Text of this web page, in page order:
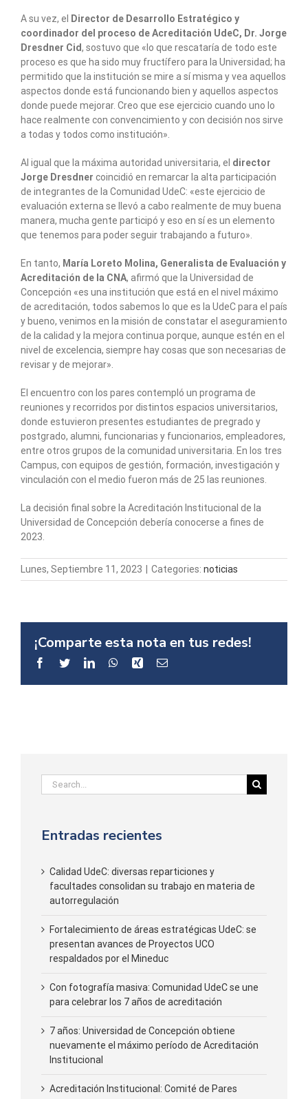
A su vez, el
Director de Desarrollo Estratégico y
coordinador del proceso de Acreditación UdeC, Dr. Jorge
Dresdner Cid, sostuvo que «lo que rescataría de todo este
proceso es que ha sido muy fructífero para la Universidad; ha
permitido que la institución se mire a sí misma y vea aquellos
aspectos donde está funcionando bien y aquellos aspectos
donde puede mejorar. Creo que ese ejercicio cuando uno lo
hace realmente con convencimiento y con decisión nos sirve
a todas y todos como institución».
Al igual que la máxima autoridad universitaria, el director
Jorge Dresdner coincidió en remarcar la alta participación
de integrantes de la Comunidad UdeC: «este ejercicio de
evaluación externa se llevó a cabo realmente de muy buena
manera, mucha gente participó y eso en sí es un elemento
que tenemos para poder seguir trabajando a futuro».
En tanto, María Loreto Molina, Generalista de Evaluación y
Acreditación de la CNA, afirmó que la Universidad de
Concepción «es una institución que está en el nivel máximo
de acreditación, todos sabemos lo que es la UdeC para el país
y bueno, venimos en la misión de constatar el aseguramiento
de la calidad y la mejora continua porque, aunque estén en el
nivel de excelencia, siempre hay cosas que son necesarias de
revisar y de mejorar».
El encuentro con los pares contempló un programa de
reuniones y recorridos por distintos espacios universitarios,
donde estuvieron presentes estudiantes de pregrado y
postgrado, alumni, funcionarias y funcionarios, empleadores,
entre otros grupos de la comunidad universitaria. En los tres
Campus, con equipos de gestión, formación, investigación y
vinculación con el medio fueron más de 25 las reuniones.
La decisión final sobre la Acreditación Institucional de la
Universidad de Concepción debería conocerse a fines de
2023.
Lunes, Septiembre 11, 2023 Categories: noticias
¡Comparte esta nota en tus redes!
Facebook
TwitterLinkedInWhatsApp
Xing Email
Search
for:
Entradas recientes
Calidad UdeC: diversas reparticiones y
facultades consolidan su trabajo en materia de
autorregulación
Fortalecimiento de áreas estratégicas UdeC: se
presentan avances de Proyectos UCO
respaldados por el Mineduc
Con fotografía masiva: Comunidad UdeC se une
para celebrar los 7 años de acreditación
7 años: Universidad de Concepción obtiene
nuevamente el máximo período de Acreditación
Institucional
Acreditación Institucional: Comité de Pares